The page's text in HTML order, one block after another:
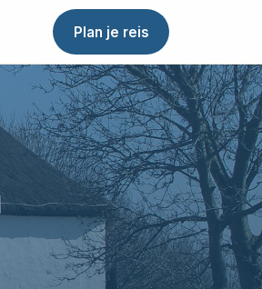
Plan je reis